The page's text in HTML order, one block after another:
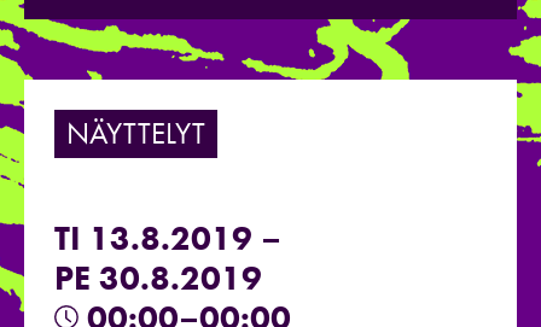
NÄYTTELYT
TI 13.8.2019 –
PE 30.8.2019
00:00–00:00